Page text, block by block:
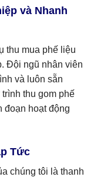
và Nhanh
thu mua phế liệu
Đội ngũ nhân viên
và luôn sẵn
thu gom phế
đoạn hoạt động
Tức
chúng tôi là thanh